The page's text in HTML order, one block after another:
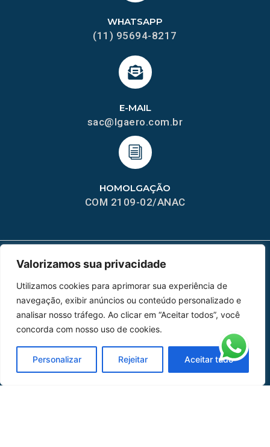
Valorizamos sua privacidade
Utilizamos cookies para aprimorar sua experiência de
navegação, exibir anúncios ou conteúdo personalizado e
analisar nosso tráfego. Ao clicar em “Aceitar todos”, você
concorda com nosso uso de cookies.
Personalizar Rejeitar Aceitar tudo
HOMOLGAÇÃO
COM 2109-02/ANAC
E-MAIL
sac@lgaero.com.br
WHATSAPP
(11) 95694-8217
Home Sobre Nós
Catálogo de Aplicações